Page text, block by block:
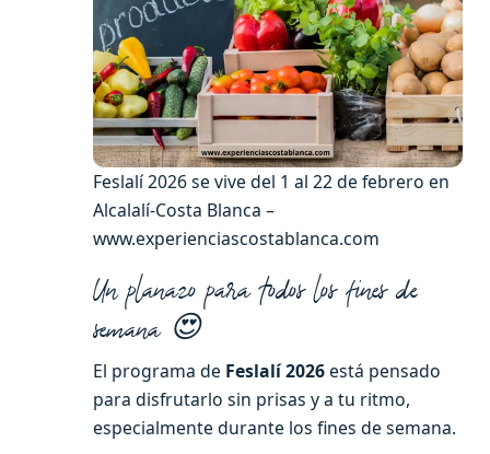
Feslalí 2026 se vive del 1 al 22 de febrero en
Alcalalí-Costa Blanca –
www.experienciascostablanca.com
Un planazo para todos los fines de
semana 😍
El programa de Feslalí 2026está pensado
para disfrutarlo sin prisas y a tu ritmo,
especialmente durante los fines de semana.